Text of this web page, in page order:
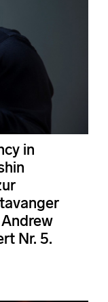
in
Nr. 5.